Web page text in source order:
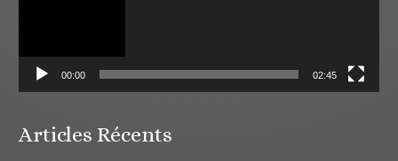
00:00 02:45
Articles Récents